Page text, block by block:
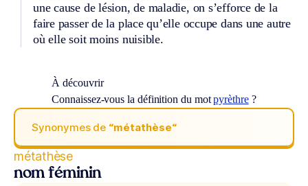
une cause de lésion, de maladie, on s’efforce de la
faire passer de la place qu’elle occupe dans une autre
où elle soit moins nuisible.
À découvrir
Connaissez-vous la définition du motpyrèthre?
Synonymes de “métathèse“
métathèse
nom féminin